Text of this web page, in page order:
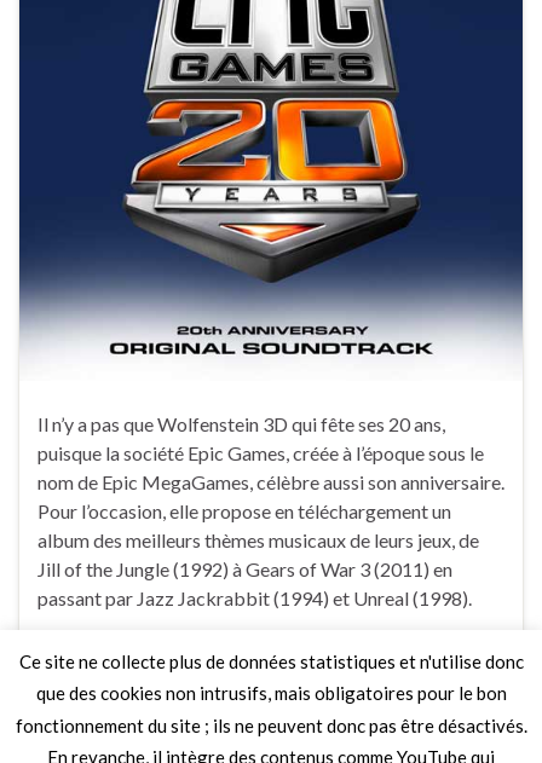
Il n’y a pas que Wolfenstein 3D qui fête ses 20 ans,
puisque la société Epic Games, créée à l’époque sous le
nom de Epic MegaGames, célèbre aussi son anniversaire.
Pour l’occasion, elle propose en téléchargement un
album des meilleurs thèmes musicaux de leurs jeux, de
Jill of the Jungle (1992) à Gears of War 3 (2011) en
passant par Jazz Jackrabbit (1994) et Unreal (1998).
Faire un commentaire
Ce site ne collecte plus de données statistiques et n'utilise donc
que des cookies non intrusifs, mais obligatoires pour le bon
fonctionnement du site ; ils ne peuvent donc pas être désactivés.
En revanche, il intègre des contenus comme YouTube qui